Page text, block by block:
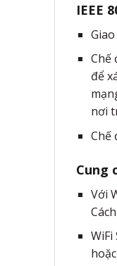
IEEE
Chế
để
nơi
Chế
Cung
Với